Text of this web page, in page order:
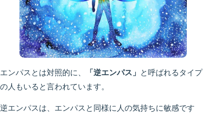
エンパスとは対照的に、 「逆エンパス」 と呼ばれるタイプ
の人もいると言われています。
逆エンパスは、エンパスと同様に人の気持ちに敏感です